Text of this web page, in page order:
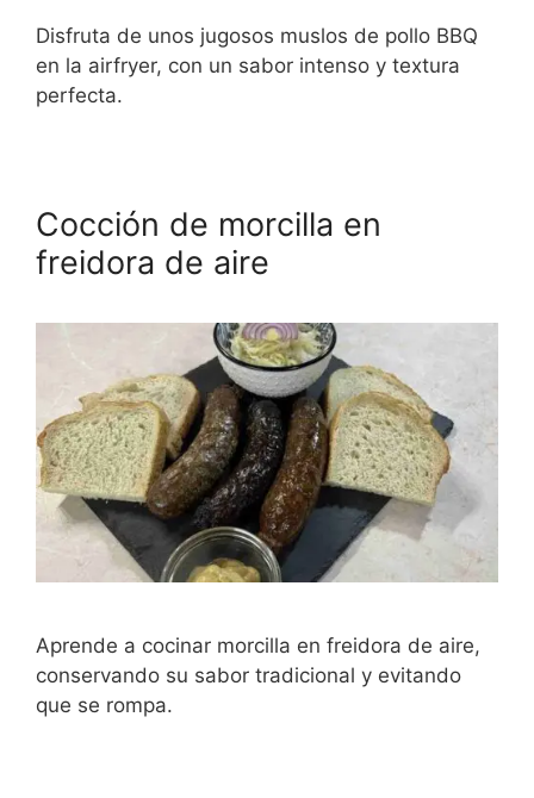
Disfruta de unos jugosos muslos de pollo BBQ
en la airfryer, con un sabor intenso y textura
perfecta.
Cocción de morcilla en
freidora de aire
Aprende a cocinar morcilla en freidora de aire,
conservando su sabor tradicional y evitando
que se rompa.